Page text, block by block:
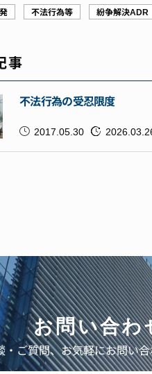
不法行為等 紛争解決ADR
事
不法行為の受忍限度
2017.05.30
お問い合わ
・ご質問、お気軽にお問い合